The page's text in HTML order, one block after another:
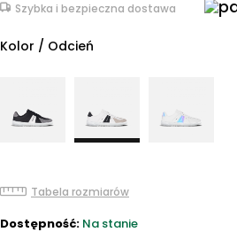
Szybka i bezpieczna dostawa
Kolor / Odcień
Tabela rozmiarów
Dostępność: Na stanie